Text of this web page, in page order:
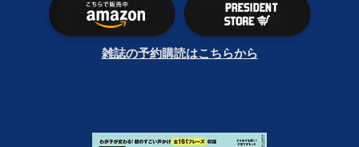
雑誌の予約購読はこちらから